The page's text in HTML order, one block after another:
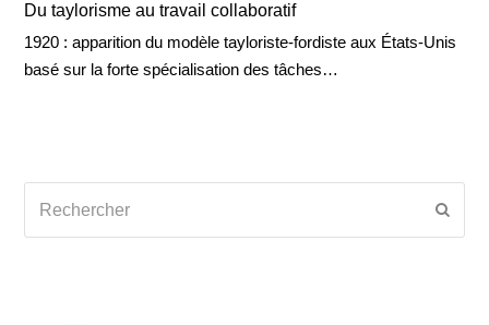
Du taylorisme au travail collaboratif
1920 : apparition du modèle tayloriste-fordiste aux États-Unis
basé sur la forte spécialisation des tâches…